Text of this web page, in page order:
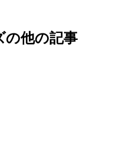
の他の記事